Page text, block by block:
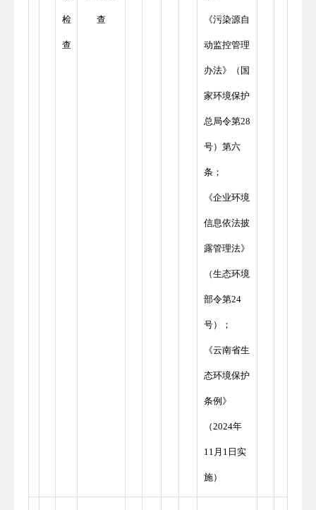
检
查
查 《污染源自
动监控管理
办法》（国
家环境保护
总局令第28
号）第六
条；
《企业环境
信息依法披
露管理法》
（生态环境
部令第24
号）；
《云南省生
态环境保护
条例》
（2024年
11月1日实
施）